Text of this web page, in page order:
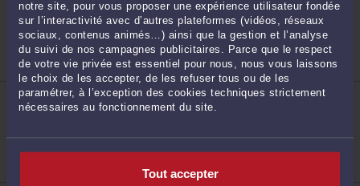
notre site, pour vous proposer une expérience utilisateur fondée
sur l’interactivité avec d’autres plateformes (vidéos, réseaux
sociaux, contenus animés…) ainsi que la gestion et l’analyse
du suivi de nos campagnes publicitaires. Parce que le respect
de votre vie privée est essentiel pour nous, nous vous laissons
le choix de les accepter, de les refuser tous ou de les
paramétrer, à l’exception des cookies techniques strictement
nécessaires au fonctionnement du site.
Tout accepter
128
Accepte les consultations vidéo
Droit de la famille, des personnes et de leur
patrimoine
Droit du crédit et de la consommation
Droit pénal
ME AMINA OKBA
53 Rue Monttessuy 91260 JUVISY SUR ORGE
Droit de la famille, des personnes et de leur
patrimoine
Droit des sociétés